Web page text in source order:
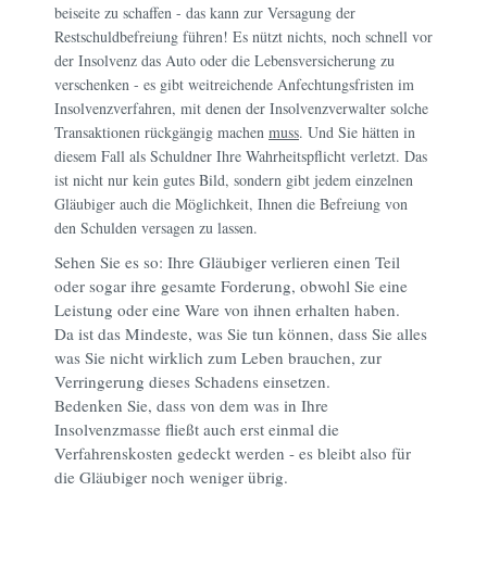
beiseite zu schaffen - das kann zur Versagung der
Restschuldbefreiung führen! Es nützt nichts, noch schnell vor
der Insolvenz das Auto oder die Lebensversicherung zu
verschenken - es gibt weitreichende Anfechtungsfristen im
Insolvenzverfahren, mit denen der Insolvenzverwalter solche
Transaktionen rückgängig machen muss. Und Sie hätten in
diesem Fall als Schuldner Ihre Wahrheitspflicht verletzt. Das
ist nicht nur kein gutes Bild, sondern gibt jedem einzelnen
Gläubiger auch die Möglichkeit, Ihnen die Befreiung von
den Schulden versagen zu lassen.
Sehen Sie es so: Ihre Gläubiger verlieren einen Teil
oder sogar ihre gesamte Forderung, obwohl Sie eine
Leistung oder eine Ware von ihnen erhalten haben.
Da ist das Mindeste, was Sie tun können, dass Sie alles
was Sie nicht wirklich zum Leben brauchen, zur
Verringerung dieses Schadens einsetzen.
Bedenken Sie, dass von dem was in Ihre
Insolvenzmasse fließt auch erst einmal die
Verfahrenskosten gedeckt werden - es bleibt also für
die Gläubiger noch weniger übrig.